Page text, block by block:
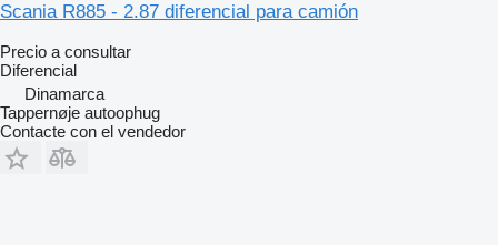
Scania R885 - 2.87 diferencial para camión
Precio a consultar
Diferencial
Dinamarca
Tappernøje autoophug
Contacte con el vendedor